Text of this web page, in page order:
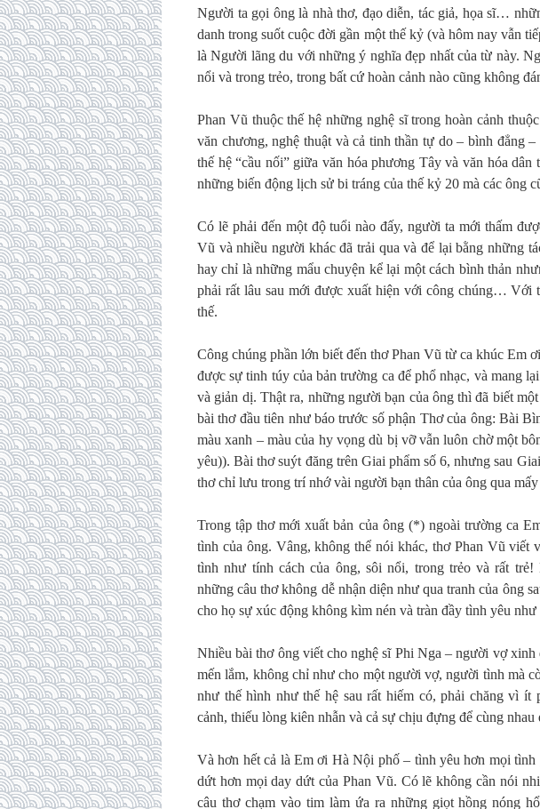
Người ta gọi ông là nhà thơ, đạo diễn, tác giả, họa sĩ…
danh trong suốt cuộc đời gần một thế kỷ (và hôm nay vẫn
là Người lãng du với những ý nghĩa đẹp nhất của từ này.
nổi và trong trẻo, trong bất cứ hoàn cảnh nào cũng không
Phan Vũ thuộc thế hệ những nghệ sĩ trong hoàn cảnh
văn chương, nghệ thuật và cả tinh thần tự do – bình đẳng
thế hệ “cầu nối” giữa văn hóa phương Tây và văn hóa
những biến động lịch sử bi tráng của thế kỷ 20 mà các ông
Có lẽ phải đến một độ tuổi nào đấy, người ta mới thấm
Vũ và nhiều người khác đã trải qua và để lại bằng những
hay chỉ là những mẩu chuyện kể lại một cách bình thản
phải rất lâu sau mới được xuất hiện với công chúng… Với
thế.
Công chúng phần lớn biết đến thơ Phan Vũ từ ca khúc Em
được sự tinh túy của bản trường ca để phổ nhạc, và mang
và giản dị. Thật ra, những người bạn của ông thì đã biết
bài thơ đầu tiên như báo trước số phận Thơ của ông: Bài
màu xanh – màu của hy vọng dù bị vỡ vẫn luôn chờ một
yêu)). Bài thơ suýt đăng trên Giai phẩm số 6, nhưng sau
thơ chỉ lưu trong trí nhớ vài người bạn thân của ông qua mấy
Trong tập thơ mới xuất bản của ông (*) ngoài trường ca
tình của ông. Vâng, không thể nói khác, thơ Phan Vũ viết
tình như tính cách của ông, sôi nổi, trong trẻo và rất
những câu thơ không dễ nhận diện như qua tranh của ông
cho họ sự xúc động không kìm nén và tràn đầy tình yêu
Nhiều bài thơ ông viết cho nghệ sĩ Phi Nga – người vợ xinh
mến lắm, không chỉ như cho một người vợ, người tình mà
như thế hình như thế hệ sau rất hiếm có, phải chăng vì ít
cảnh, thiếu lòng kiên nhẫn và cả sự chịu đựng để cùng
Và hơn hết cả là Em ơi Hà Nội phố – tình yêu hơn mọi
dứt hơn mọi day dứt của Phan Vũ. Có lẽ không cần nói
câu thơ chạm vào tim làm ứa ra những giọt hồng nóng